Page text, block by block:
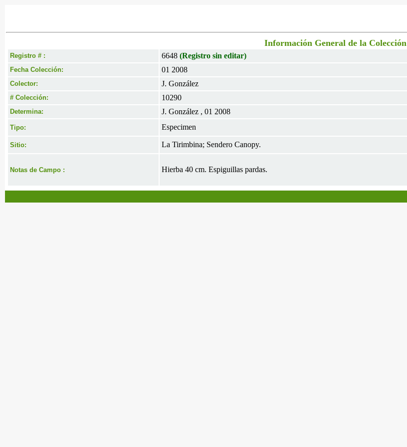
Información General de la Colección
Registro # : 6648 (Registro sin editar)
Fecha Colección: 01 2008
Colector: J. González
# Colección: 10290
Determina: J. González , 01 2008
Tipo: Especimen
Sitio: La Tirimbina; Sendero Canopy.
Notas de Campo : Hierba 40 cm. Espiguillas pardas.